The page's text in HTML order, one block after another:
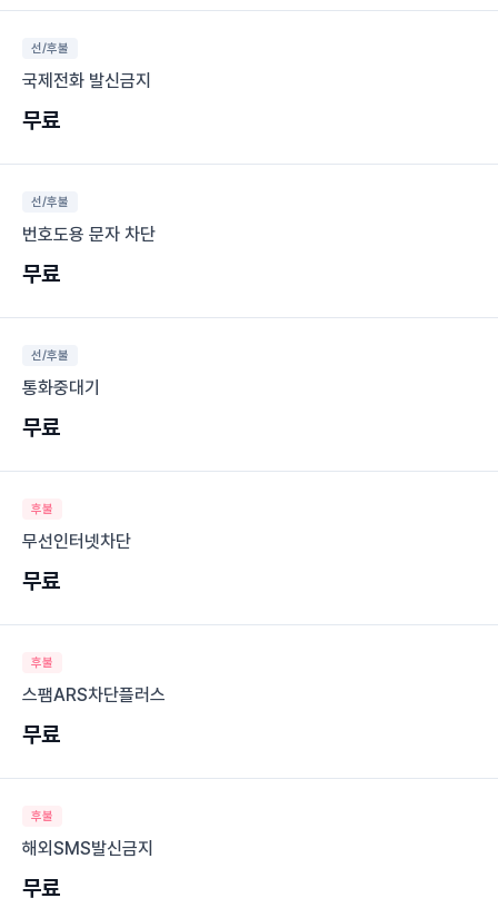
선/후불
국제전화 발신금지
무료
선/후불
번호도용 문자 차단
무료
선/후불
통화중대기
무료
후불
무선인터넷차단
무료
후불
스팸ARS차단플러스
무료
후불
해외SMS발신금지
무료